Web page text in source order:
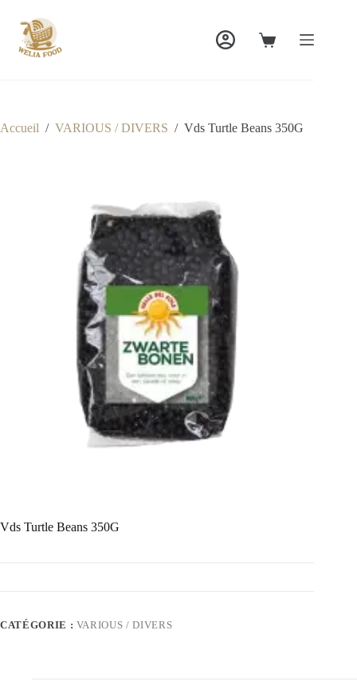
contenu
Panier
Accueil / VARIOUS / DIVERS / Vds Turtle Beans 350G
Vds Turtle Beans 350G
CATÉGORIE : VARIOUS / DIVERS